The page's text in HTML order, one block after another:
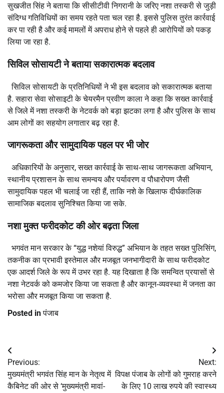
सुखजीत सिंह ने बताया कि सीसीटीवी निगरानी के जरिए नशा तस्करी से जुड़ी
संदिग्ध गतिविधियों का समय रहते पता चल रहा है. इससे पुलिस तुरंत कार्रवाई
कर पा रही है और कई मामलों में अपराध होने से पहले ही आरोपियों को पकड़
लिया जा रहा है.
सिविल सोसायटी ने बताया सकारात्मक बदलाव
सिविल सोसायटी के प्रतिनिधियों ने भी इस बदलाव को सकारात्मक बताया
है. सहारा सेवा सोसाइटी के चेयरमैन प्रवीण काला ने कहा कि सख्त कार्रवाई
से जिले में नशा तस्करी के नेटवर्क को बड़ा झटका लगा है और पुलिस के साथ
आम लोगों का सहयोग लगातार बढ़ रहा है.
जागरूकता और सामुदायिक पहल पर भी जोर
अधिकारियों के अनुसार, सख्त कार्रवाई के साथ‑साथ जागरूकता अभियान,
स्थानीय प्रशासन के साथ समन्वय और पर्यावरण व पौधारोपण जैसी
सामुदायिक पहल भी चलाई जा रही हैं, ताकि नशे के खिलाफ दीर्घकालिक
सामाजिक बदलाव सुनिश्चित किया जा सके.
नशा मुक्त फरीदकोट की ओर बढ़ता जिला
भगवंत मान सरकार के “युद्ध नशेयां विरुद्ध” अभियान के तहत सख्त पुलिसिंग,
तकनीक का प्रभावी इस्तेमाल और मजबूत जनभागीदारी के साथ फरीदकोट
एक आदर्श जिले के रूप में उभर रहा है. यह दिखाता है कि समन्वित प्रयासों से
नशा नेटवर्क को कमजोर किया जा सकता है और कानून‑व्यवस्था में जनता का
भरोसा और मजबूत किया जा सकता है.
Posted inपंजाब
Post
navigation
Previous:
मुख्यमंत्री भगवंत सिंह मान के नेतृत्व में
कैबिनेट की ओर से ‘मुख्यमंत्री मावां-
Next:
विपक्ष पंजाब के लोगों को गुमराह करने
के लिए 10 लाख रुपये की स्वास्थ्य